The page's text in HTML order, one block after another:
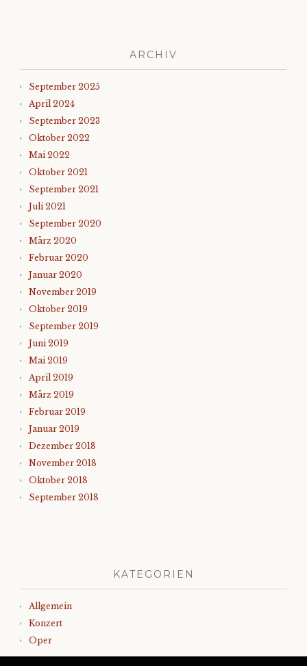
ARCHIV
September 2025
April 2024
September 2023
Oktober 2022
Mai 2022
Oktober 2021
September 2021
Juli 2021
September 2020
März 2020
Februar 2020
Januar 2020
November 2019
Oktober 2019
September 2019
Juni 2019
Mai 2019
April 2019
März 2019
Februar 2019
Januar 2019
Dezember 2018
November 2018
Oktober 2018
September 2018
KATEGORIEN
Allgemein
Konzert
Oper